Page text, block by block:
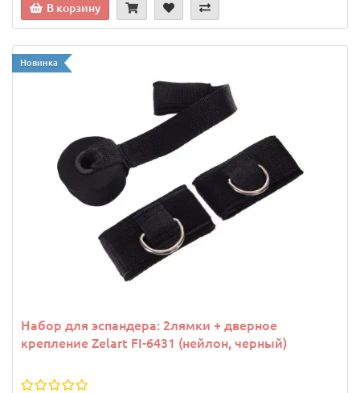
В корзину
Новинка
Набор для эспандера: 2лямки + дверное
крепление Zelart FI-6431 (нейлон, черный)